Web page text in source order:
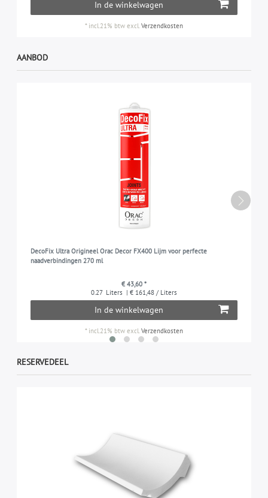
In de winkelwagen
* incl.21% btw excl.Verzendkosten
AANBOD
DecoFix Ultra Origineel Orac Decor FX400 Lijm voor perfecte
naadverbindingen 270 ml
€ 43,60 *
0.27 Liters | € 161,48 / Liters
In de winkelwagen
* incl.21% btw excl. Verzendkosten
RESERVEDEEL